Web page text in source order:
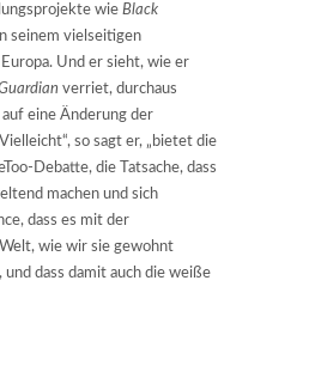
wie Black
seinem vielseitigen
Und er sieht, wie er
verriet, durchaus
eine Änderung der
so sagt er, „bietet die
Debatte, die Tatsache, dass
machen und sich
dass es mit der
wie wir sie gewohnt
und dass damit auch die weiße